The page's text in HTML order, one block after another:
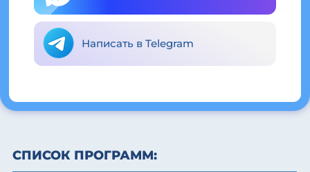
Написать в Telegram
СПИСОК ПРОГРАММ: